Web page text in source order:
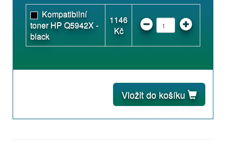
Kompatibilní
toner HP Q5942X -
black
1146
Kč
Vložit do košíku